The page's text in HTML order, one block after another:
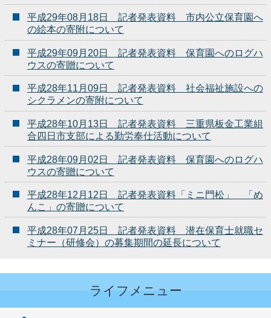
平成29年08月18日 記者発表資料 市内公立保育園へ
の絵本の寄附について
平成29年09月20日 記者発表資料 保育園へのログハ
ウスの寄贈について
平成28年11月09日 記者発表資料 社会福祉施設への
シクラメンの寄附について
平成28年10月13日 記者発表資料 三重県板金工業組
合四日市支部による勤労奉仕活動について
平成28年09月02日 記者発表資料 保育園へのログハ
ウスの寄贈について
平成28年12月12日 記者発表資料「ミニ門松」 「め
んこ」の寄贈について
平成28年07月25日 記者発表資料 潜在保育士就職セ
ミナー（研修会）の募集期間の延長について
ライフメニュー